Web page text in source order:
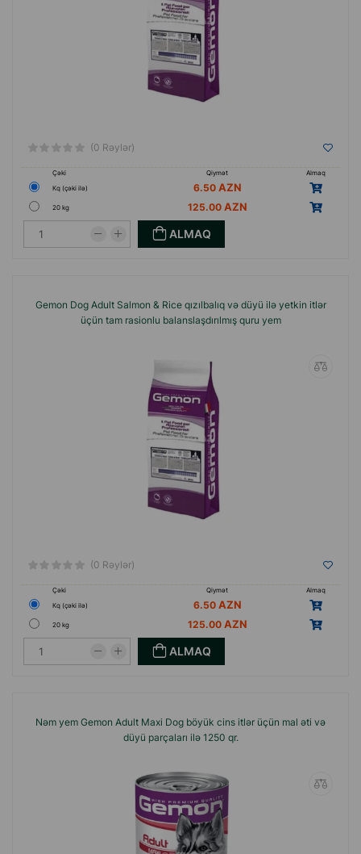
(0 Rəylər)
Çəki Qiymət
Almaq
Кq (çəki ilə)
6.50
20 kg 125.00
ALMAQ
Gemon Dog Adult Salmon & Rice qızılbalıq və düyü ilə yetkin itlər
üçün tam rasionlu balanslaşdırılmış quru yem
(0 Rəylər)
Çəki Qiymət
Almaq
Кq (çəki ilə)
6.50
20 kg 125.00
ALMAQ
Nəm yem Gemon Adult Maxi Dog böyük cins itlər üçün mal əti və
düyü parçaları ilə 1250 qr.